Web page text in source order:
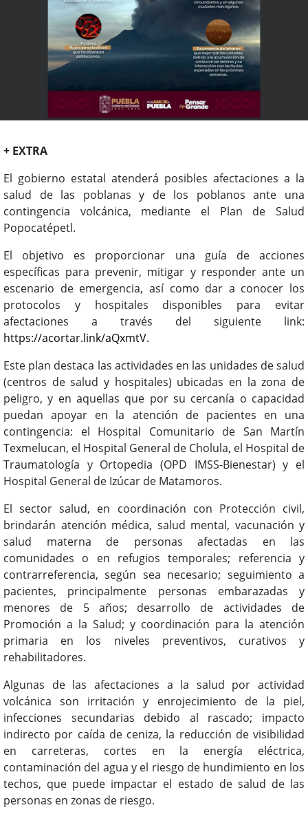
+ EXTRA
El gobierno estatal atenderá posibles afectaciones a la
salud de las poblanas y de los poblanos ante una
contingencia volcánica, mediante el Plan de Salud
Popocatépetl.
El objetivo es proporcionar una guía de acciones
específicas para prevenir, mitigar y responder ante un
escenario de emergencia, así como dar a conocer los
protocolos y hospitales disponibles para evitar
afectaciones a través del siguiente link:
https://acortar.link/aQxmtV.
Este plan destaca las actividades en las unidades de salud
(centros de salud y hospitales) ubicadas en la zona de
peligro, y en aquellas que por su cercanía o capacidad
puedan apoyar en la atención de pacientes en una
contingencia: el Hospital Comunitario de San Martín
Texmelucan, el Hospital General de Cholula, el Hospital de
Traumatología y Ortopedia (OPD IMSS-Bienestar) y el
Hospital General de Izúcar de Matamoros.
El sector salud, en coordinación con Protección civil,
brindarán atención médica, salud mental, vacunación y
salud materna de personas afectadas en las
comunidades o en refugios temporales; referencia y
contrarreferencia, según sea necesario; seguimiento a
pacientes, principalmente personas embarazadas y
menores de 5 años; desarrollo de actividades de
Promoción a la Salud; y coordinación para la atención
primaria en los niveles preventivos, curativos y
rehabilitadores.
Algunas de las afectaciones a la salud por actividad
volcánica son irritación y enrojecimiento de la piel,
infecciones secundarias debido al rascado; impacto
indirecto por caída de ceniza, la reducción de visibilidad
en carreteras, cortes en la energía eléctrica,
contaminación del agua y el riesgo de hundimiento en los
techos, que puede impactar el estado de salud de las
personas en zonas de riesgo.